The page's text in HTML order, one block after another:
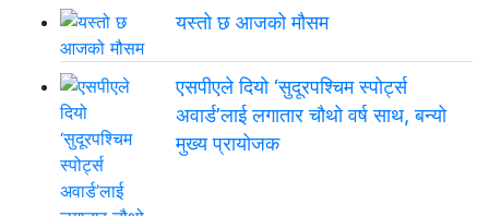
यस्तो छ आजको मौसम
एसपीएले दियो ‘सुदूरपश्चिम स्पोर्ट्स
अवार्ड’लाई लगातार चौथो वर्ष साथ, बन्यो
मुख्य प्रायोजक